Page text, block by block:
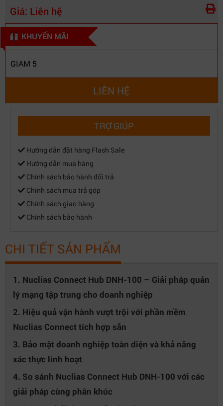
mềm
Giá: Liên hệ
KHUYẾN MÃI
GIAM 5
LIÊN HỆ
TRỢ GIÚP
Hướng dẫn đặt hàng Flash Sale
Hướng dẫn mua hàng
Chính sách bảo hành đổi trả
Chính sách mua trả góp
Chính sách giao hàng
Chính sách bảo hành
CHI TIẾT SẢN PHẨM
1. Nuclias Connect Hub DNH-100 – Giải pháp quản
lý mạng tập trung cho doanh nghiệp
2. Hiệu quả vận hành vượt trội với phần mềm
Nuclias Connect tích hợp sẵn
3. Bảo mật doanh nghiệp toàn diện và khả năng
xác thực linh hoạt
4. So sánh Nuclias Connect Hub DNH-100 với các
giải pháp cùng phân khúc